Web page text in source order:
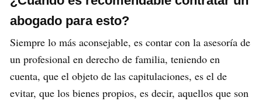
abogado para esto?
Siempre lo más aconsejable, es contar con la asesoría de
un profesional en derecho de familia, teniendo en
cuenta, que el objeto de las capitulaciones, es el de
evitar, que los bienes propios, es decir, aquellos que son